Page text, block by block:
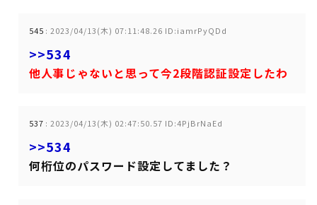
545 : 2023/04/13(木) 07:11:48.26 ID:iamrPyQDd
>>534
他人事じゃないと思って今2段階認証設定したわ
537 : 2023/04/13(木) 02:47:50.57 ID:4PjBrNaEd
>>534
何桁位のパスワード設定してました？